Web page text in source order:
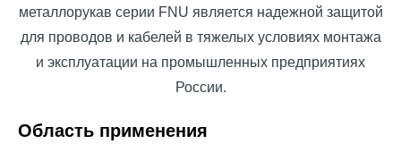
металлорукав серии FNU является надежной защитой
для проводов и кабелей в тяжелых условиях монтажа
и эксплуатации на промышленных предприятиях
России.
Область применения